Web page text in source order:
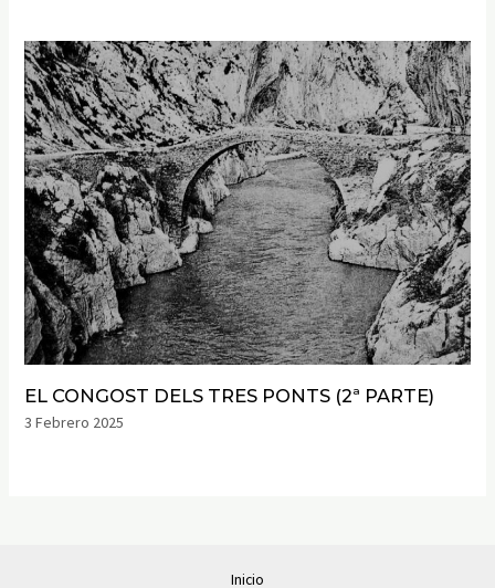
EL CONGOST DELS TRES PONTS (2ª PARTE)
3 Febrero 2025
Inicio